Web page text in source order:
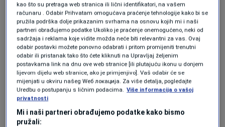
Oglas
Dva dana do odluke: Šta bi Barbarez
kao što su pretraga web stranica ili lični identifikatori, na vašem
računaru . Odabir Prihvatam omogućava praćenje tehnologije kako bi se
pružila podrška dolje prikazanim svrhama na osnovu kojih mi i naši
partneri obrađujemo podatke Ukoliko je praćenje onemogućeno, neki od
sadržaja i reklama koje vidite možda neće biti relevantni za vas. Ovaj
odabir postavki možete ponovno odabrati i pritom promijeniti trenutni
odabir ili pristanak tako što ćete kliknuti na Upravljaj željenim
postavkama link na dnu ove web stranice [ili plutajuću ikonu u donjem
lijevom dijelu web stranice, ako je primjenjivo]. Vaš odabir će se
mijenjati u okviru našeg Wеб локација. Za više detalja, pogledajte
Uredbu o postupanju s ličnim podacima. Više informacija o vašoj
privatnosti
Mi i naši partneri obrađujemo podatke kako bismo
pružali: